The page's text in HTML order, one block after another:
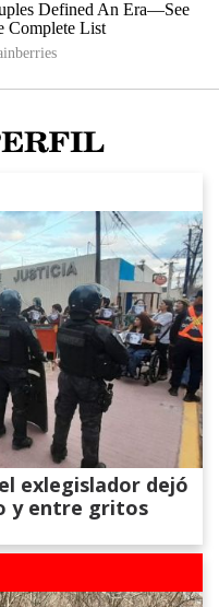
exlegislador dejó
y entre gritos